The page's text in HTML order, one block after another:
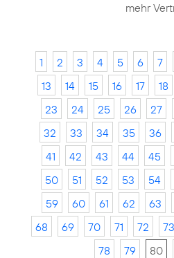
mehr
1 2 3 4 5 6 7
13
14 15 16 17 18
23
24 25 26 27
32
33 34 35 36
41
42 43 44 45
50
51 52 53 54
59
60 61 62 63
68
69 70 71 72 73
78
79 80